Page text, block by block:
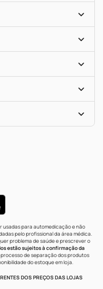
usadas para automedicação e não
pelo profissional da área médica.
problema de saúde e prescrever o
estão sujeitos à confirmação da
processo de separação dos produtos
do estoque em loja.
DOS PREÇOS DAS LOJAS